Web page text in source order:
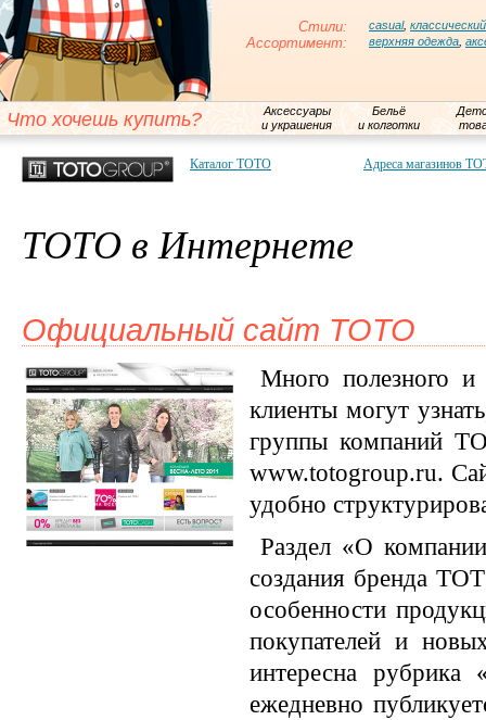
Стили: casual, классический
Ассортимент: верхняя одежда
Что хочешь купить?
Аксессуары
и украшения
Бельё
и колготки
Каталог ТОТО Адреса магазинов
ТОТО в Интернете
Официальный сайт ТОТО
Много полезного и
клиенты могут
группы компаний
www.totogroup.ru.
удобно
Раздел «О
создания бренда
особенности
покупателей и
интересна
ежедневно